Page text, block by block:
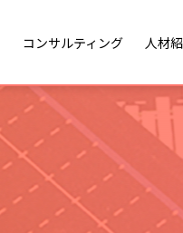
コンサルティング 人材